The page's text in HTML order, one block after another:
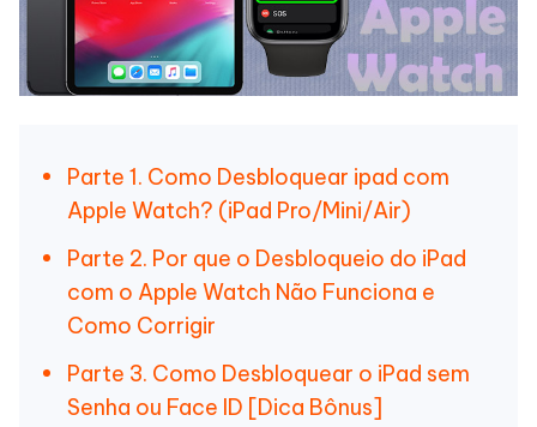
Parte 1. Como Desbloquear ipad com
Apple Watch? (iPad Pro/Mini/Air)
Parte 2. Por que o Desbloqueio do iPad
com o Apple Watch Não Funciona e
Como Corrigir
Parte 3. Como Desbloquear o iPad sem
Senha ou Face ID [Dica Bônus]